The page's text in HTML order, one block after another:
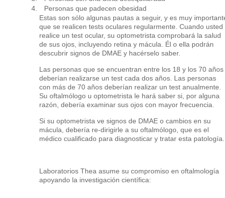
Personas que padecen obesidad
Estas son sólo algunas pautas a seguir, y es muy
que se realicen tests oculares regularmente. Cuando usted
realice un test ocular, su optometrista comprobará la salud
de sus ojos, incluyendo retina y mácula. Él o ella podrán
descubrir signos de DMAE y hacérselo saber.
Las personas que se encuentran entre los 18 y los 70 años
deberían realizarse un test cada dos años. Las personas
con más de 70 años deberían realizar un test anualmente.
Su oftalmólogo u optometrista le hará saber si, por alguna
razón, debería examinar sus ojos con mayor frecuencia.
Si su optometrista ve signos de DMAE o cambios en su
mácula, debería re-dirigirle a su oftalmólogo, que es el
médico cualificado para diagnosticar y tratar esta patología.
Laboratorios Thea asume su compromiso en oftalmología
apoyando la investigación científica: